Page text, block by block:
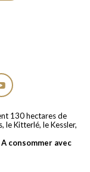
130 hectares de
le Kitterlé, le Kessler,
consommer avec